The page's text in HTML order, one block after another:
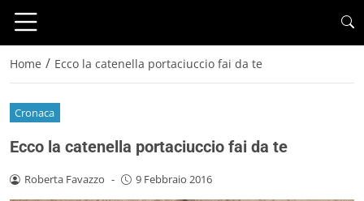
Home / Ecco la catenella portaciuccio fai da te
Cronaca
Ecco la catenella portaciuccio fai da te
Roberta Favazzo - 9 Febbraio 2016